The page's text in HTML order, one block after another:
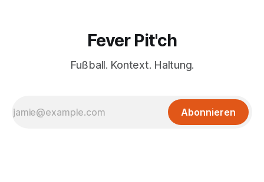
Fever Pit'ch
Fußball. Kontext. Haltung.
Abonnieren